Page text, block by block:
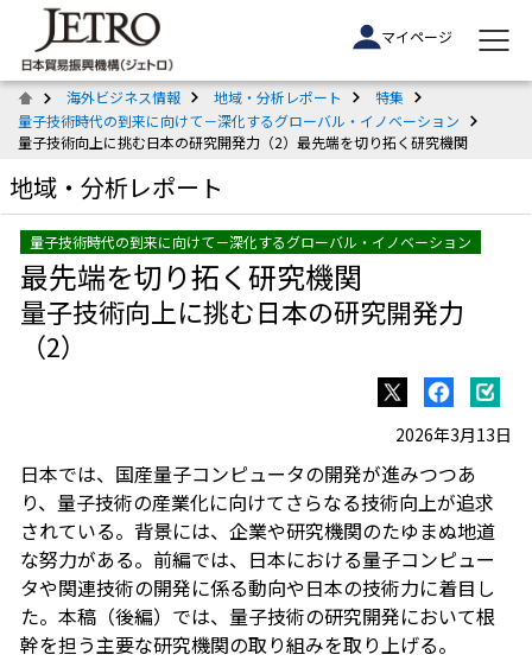
マイページ
海外ビジネス情報 地域・分析レポート
特集
量子技術時代の到来に向けて－深化するグローバル・イノベーション
量子技術向上に挑む日本の研究開発力（2）最先端を切り拓く研究機関
地域・分析レポート
量子技術時代の到来に向けて－深化するグローバル・イノベーション
最先端を切り拓く研究機関
量子技術向上に挑む日本の研究開発力
（2）
2026年3月13日
日本では、国産量子コンピュータの開発が進みつつあ
り、量子技術の産業化に向けてさらなる技術向上が追求
されている。背景には、企業や研究機関のたゆまぬ地道
な努力がある。前編では、日本における量子コンピュー
タや関連技術の開発に係る動向や日本の技術力に着目し
た。本稿（後編）では、量子技術の研究開発において根
幹を担う主要な研究機関の取り組みを取り上げる。